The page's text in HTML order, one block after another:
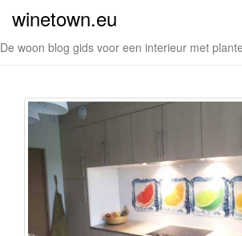
winetown.eu
De woon blog gids voor een interieur met